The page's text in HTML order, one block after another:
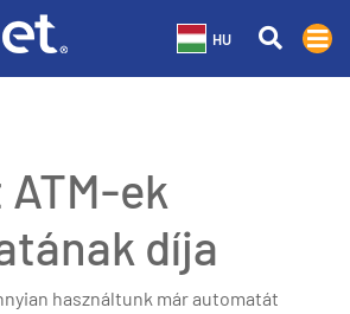
HU
ek
díja
használtunk már automatát